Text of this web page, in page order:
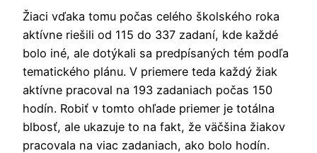
Žiaci vďaka tomu počas celého školského roka
aktívne riešili od 115 do 337 zadaní, kde každé
bolo iné, ale dotýkali sa predpísaných tém podľa
tematického plánu. V priemere teda každý žiak
aktívne pracoval na 193 zadaniach počas 150
hodín. Robiť v tomto ohľade priemer je totálna
blbosť, ale ukazuje to na fakt, že väčšina žiakov
pracovala na viac zadaniach, ako bolo hodín.